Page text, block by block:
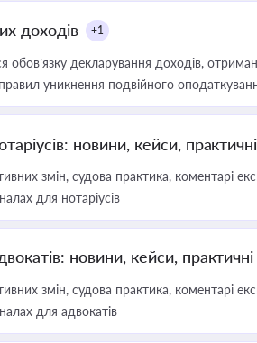
доходів +1
обов’язку декларування доходів,
уникнення подвійного
новини, кейси,
змін, судова практика, коментарі
для нотаріусів
новини, кейси,
змін, судова практика, коментарі
для адвокатів